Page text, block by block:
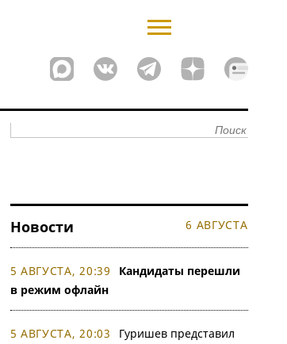
Новости 6 АВГУСТА
5 АВГУСТА, 20:39
Кандидаты перешли
в режим офлайн
5 АВГУСТА, 20:03
Гуришев представил